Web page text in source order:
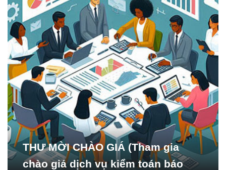
THƯ MỜI CHÀO GIÁ (Tham gia
chào giá dịch vụ kiểm toán báo